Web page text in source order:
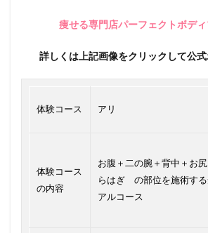
痩せる専門店パーフェクトボデ
詳しくは上記画像をクリックして公
体験コース アリ
体験コース
の内容
お腹＋二の腕＋背中＋お
らはぎ の部位を施術する
アルコース